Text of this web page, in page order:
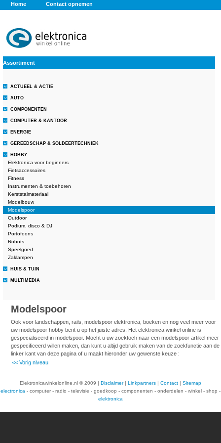
Home Contact opnemen
Assortiment
ACTUEEL & ACTIE
AUTO
COMPONENTEN
COMPUTER & KANTOOR
ENERGIE
GEREEDSCHAP & SOLDEERTECHNIEK
HOBBY
Elektronica voor beginners
Fietsaccessoires
Fitness
Instrumenten & toebehoren
Kerststalmateriaal
Modelbouw
Modelspoor
Outdoor
Podium, disco & DJ
Portofoons
Robots
Speelgoed
Zaklampen
HUIS & TUIN
MULTIMEDIA
Modelspoor
Ook voor landschappen, rails, modelspoor elektronica, boeken en nog veel meer voor
uw modelspoor hobby bent u op het juiste adres. Het elektronica winkel online is
gespecialiseerd in modelspoor. Mocht u uw zoektoch naar een modelspoor artikel meer
gespecificeerd willen maken, dan kunt u altijd gebruik maken van de zoekfunctie aan de
linker kant van deze pagina of u maakt hieronder uw gewenste keuze :
<< Vorig niveau
Elektronicawinkelonline.nl © 2009 | Disclaimer| Linkpartners | Contact | Sitemap
electronica - computer - radio - televisie - goedkoop - componenten - onderdelen - winkel - shop -
elektronica